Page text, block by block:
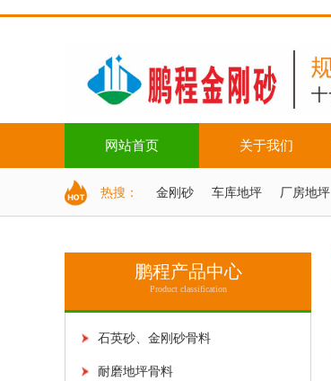
网站首页 关于我们
配色系统 地坪色卡
热搜： 金刚砂 车库地坪 厂房地坪
鹏程产品中心
Product classification
石英砂、金刚砂骨料
耐磨地坪骨料